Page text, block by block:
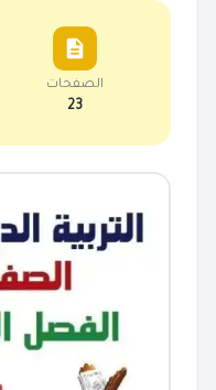
الصفحات
23